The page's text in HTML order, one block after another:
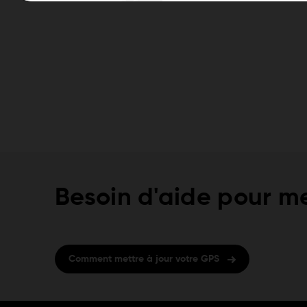
Besoin d'aide pour
Comment mettre à jour votre GPS